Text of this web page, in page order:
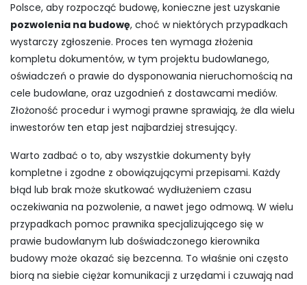
Polsce, aby rozpocząć budowę, konieczne jest uzyskanie
pozwolenia na budowę, choć w niektórych przypadkach
wystarczy zgłoszenie. Proces ten wymaga złożenia
kompletu dokumentów, w tym projektu budowlanego,
oświadczeń o prawie do dysponowania nieruchomością na
cele budowlane, oraz uzgodnień z dostawcami mediów.
Złożoność procedur i wymogi prawne sprawiają, że dla wielu
inwestorów ten etap jest najbardziej stresujący.
Warto zadbać o to, aby wszystkie dokumenty były
kompletne i zgodne z obowiązującymi przepisami. Każdy
błąd lub brak może skutkować wydłużeniem czasu
oczekiwania na pozwolenie, a nawet jego odmową. W wielu
przypadkach pomoc prawnika specjalizującego się w
prawie budowlanym lub doświadczonego kierownika
budowy może okazać się bezcenna. To właśnie oni często
biorą na siebie ciężar komunikacji z urzędami i czuwają nad